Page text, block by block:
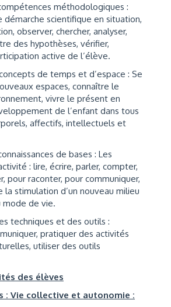
méthodologiques :
démarche scientifique en situation,
observer, chercher, analyser,
des hypothèses, vérifier,
active de l’élève.
de temps et d’espace : Se
espaces, connaître le
vivre le présent en
de l’enfant dans tous
affectifs, intellectuels et
de bases : Les
: lire, écrire, parler, compter,
pour raconter, pour communiquer,
la stimulation d’un nouveau milieu
mode de vie.
techniques et des outils :
pratiquer des activités
utiliser des outils
des élèves
: Vie collective et autonomie :